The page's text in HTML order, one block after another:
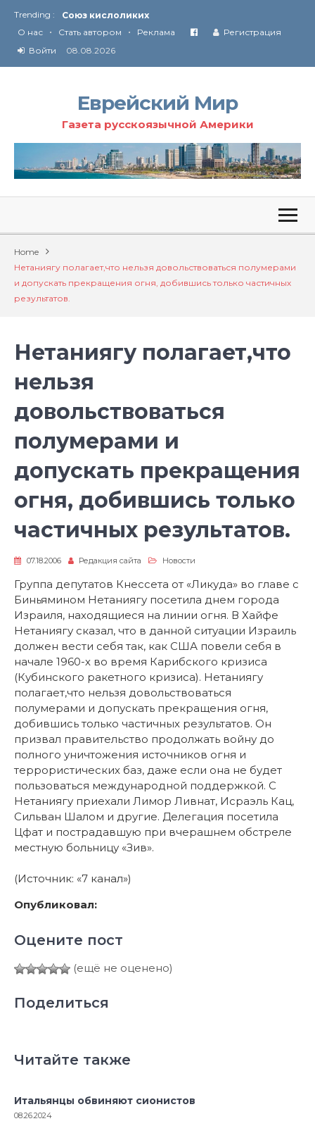
Trending :
Союз кислоликих
Соглашение США с Ираном
Технология Революции в Иране
О нас • Стать автором • Реклама
Регистрация
Войти
08.08.2026
Еврейский Мир
Газета русскоязычной Америки
Home
Нетаниягу полагает,что нельзя довольствоваться полумерами
и допускать прекращения огня, добившись только частичных
результатов.
Нетаниягу полагает,что
нельзя
довольствоваться
полумерами и
допускать прекращения
огня, добившись только
частичных результатов.
07.18.2006 Редакция сайта Новости
Группа депутатов Кнессета от «Ликуда» во главе с
Биньямином Нетаниягу посетила днем города
Израиля, находящиеся на линии огня. В Хайфе
Нетаниягу сказал, что в данной ситуации Израиль
должен вести себя так, как США повели себя в
начале 1960-х во время Карибского кризиса
(Кубинского ракетного кризиса). Нетаниягу
полагает,что нельзя довольствоваться
полумерами и допускать прекращения огня,
добившись только частичных результатов. Он
призвал правительство продолжать войну до
полного уничтожения источников огня и
террористических баз, даже если она не будет
пользоваться международной поддержкой. С
Нетаниягу приехали Лимор Ливнат, Исраэль Кац,
Сильван Шалом и другие. Делегация посетила
Цфат и пострадавшую при вчерашнем обстреле
местную больницу «Зив».
(Источник: «7 канал»)
Опубликовал:
Оцените пост
(ещё не оценено)
Поделиться
Читайте также
Итальянцы обвиняют сионистов
08.26.2024